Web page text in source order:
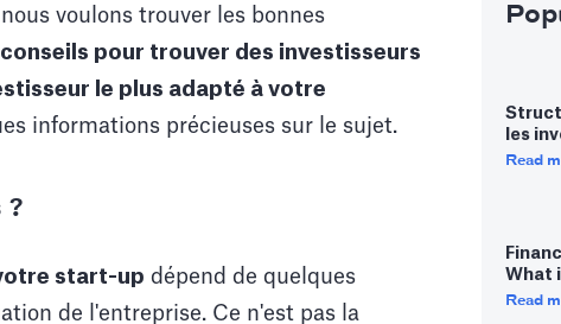
voulons trouver les bonnes
conseils pour trouver des investisseurs
le plus adapté à votre
informations précieuses sur le sujet.
?
start-up dépend de quelques
de l'entreprise. Ce n'est pas la
les
Read
What
Read